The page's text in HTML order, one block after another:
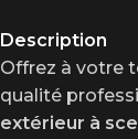
Description
Offrez à votre
qualité
extérieur à